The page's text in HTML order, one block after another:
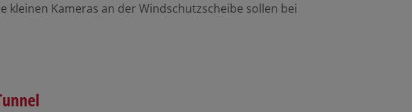
Kameras an der Windschutzscheibe sollen bei